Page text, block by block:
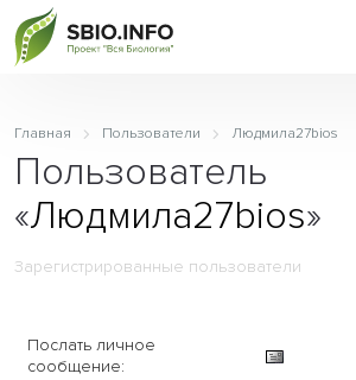
Главная Пользователи Людмила27bios
Пользователь
«Людмила27bios»
Зарегистрированные пользователи
Послать личное
сообщение: